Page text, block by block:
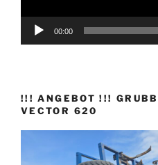
00:00
!!! ANGEBOT !!!
VECTOR 620